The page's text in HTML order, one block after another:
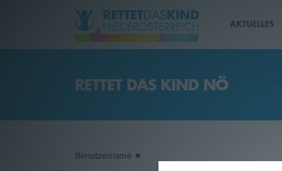
AKTUELLES
Über uns
RETTET DAS KIND NÖ
Benutzername